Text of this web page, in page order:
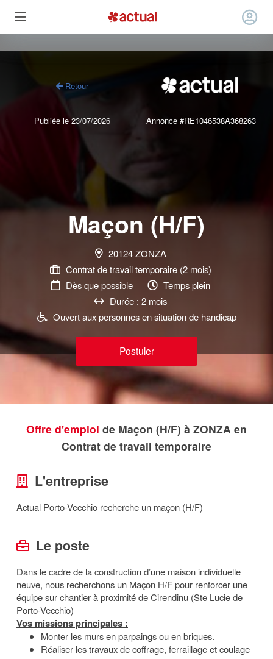
Retour
Publiée le 23/07/2026 Annonce #RE1046538A368263
Maçon (H/F)
20124 ZONZA
Contrat de travail temporaire (2 mois)
Dès que possible
Temps plein
Durée : 2 mois
Ouvert aux personnes en situation de handicap
Postuler
Offre d'emploi de Maçon (H/F) à ZONZA en
Contrat de travail temporaire
L'entreprise
Actual Porto-Vecchio recherche un maçon (H/F)
Le poste
Dans le cadre de la construction d’une maison individuelle
neuve, nous recherchons un Maçon H/F pour renforcer une
équipe sur chantier à proximité de Cirendinu (Ste Lucie de
Porto-Vecchio)
Vos missions principales :
Monter les murs en parpaings ou en briques.
Réaliser les travaux de coffrage, ferraillage et coulage